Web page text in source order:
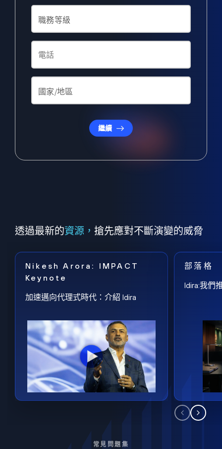
繼續
透過最新的資源， 搶先應對不斷演變的威脅
Nikesh Arora: IMPACT
Keynote
加速邁向代理式時代：介紹 Idira
部落格
Idira:我們
常見問題集